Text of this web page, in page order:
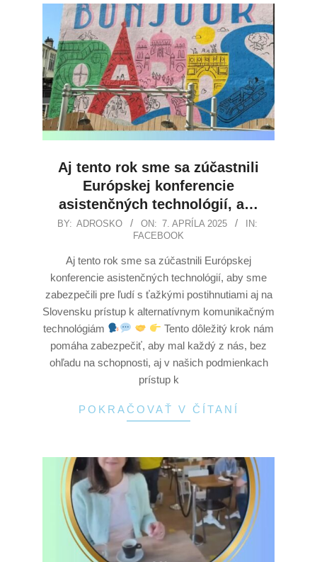
Aj tento rok sme sa zúčastnili
Európskej konferencie
asistenčných technológií, a…
BY: ADROSKO ON: 7. APRÍLA 2025
IN:
FACEBOOK
Aj tento rok sme sa zúčastnili Európskej
konferencie asistenčných technológií, aby sme
zabezpečili pre ľudí s ťažkými postihnutiami aj na
Slovensku prístup k alternatívnym komunikačným
technológiám
Tento dôležitý krok nám
pomáha zabezpečiť, aby mal každý z nás, bez
ohľadu na schopnosti, aj v našich podmienkach
prístup k
POKRAČOVAŤ V ČÍTANÍ